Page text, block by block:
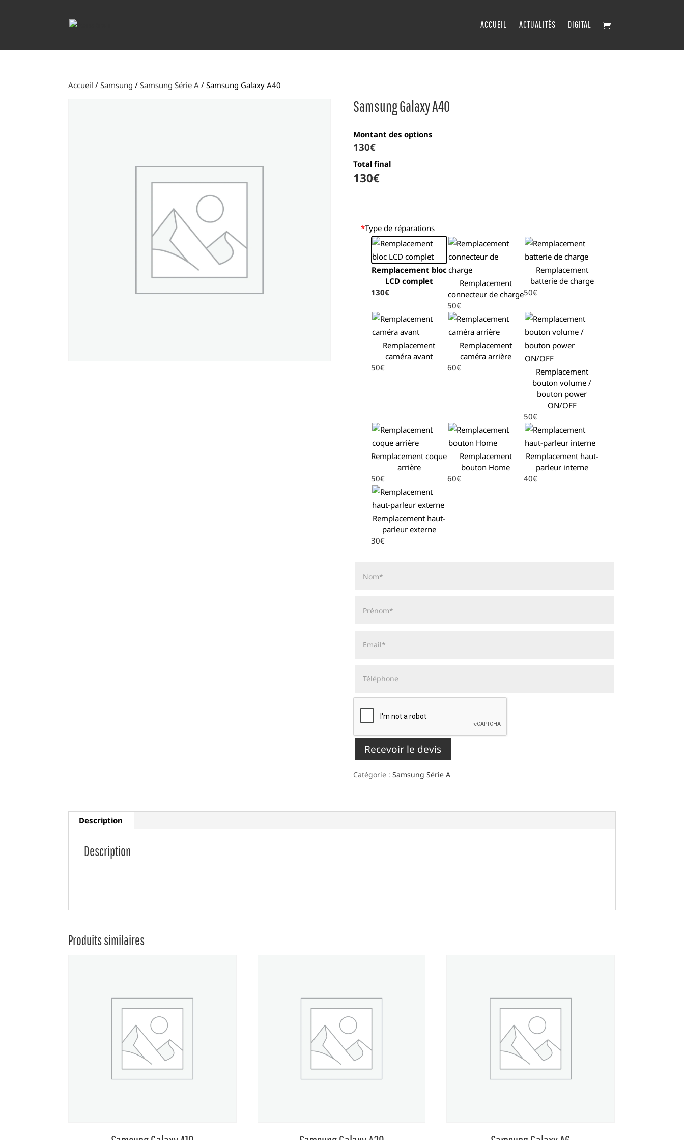
ACCUEIL ACTUALITÉS DIGITAL
Accueil /Samsung /Samsung Série A / Samsung Galaxy A40
Samsung Galaxy A40
Montant des options
130€
Total final
130€
*Type de réparations
Remplacement bloc
LCD complet
130€
Remplacement
connecteur de charge
50€
Remplacement
batterie de charge
50€
Remplacement
caméra avant
50€
Remplacement
caméra arrière
60€
Remplacement
bouton volume /
bouton power
ON/OFF
50€
Remplacement coque
arrière
50€
Remplacement
bouton Home
60€
Remplacement haut-
parleur interne
40€
Remplacement haut-
parleur externe
30€
Recevoir le devis
Catégorie : Samsung Série A
Description
Description
Produits similaires